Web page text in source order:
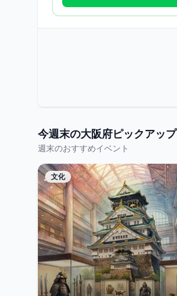
今週末の大阪府ピックアップ
週末のおすすめイベント
文化